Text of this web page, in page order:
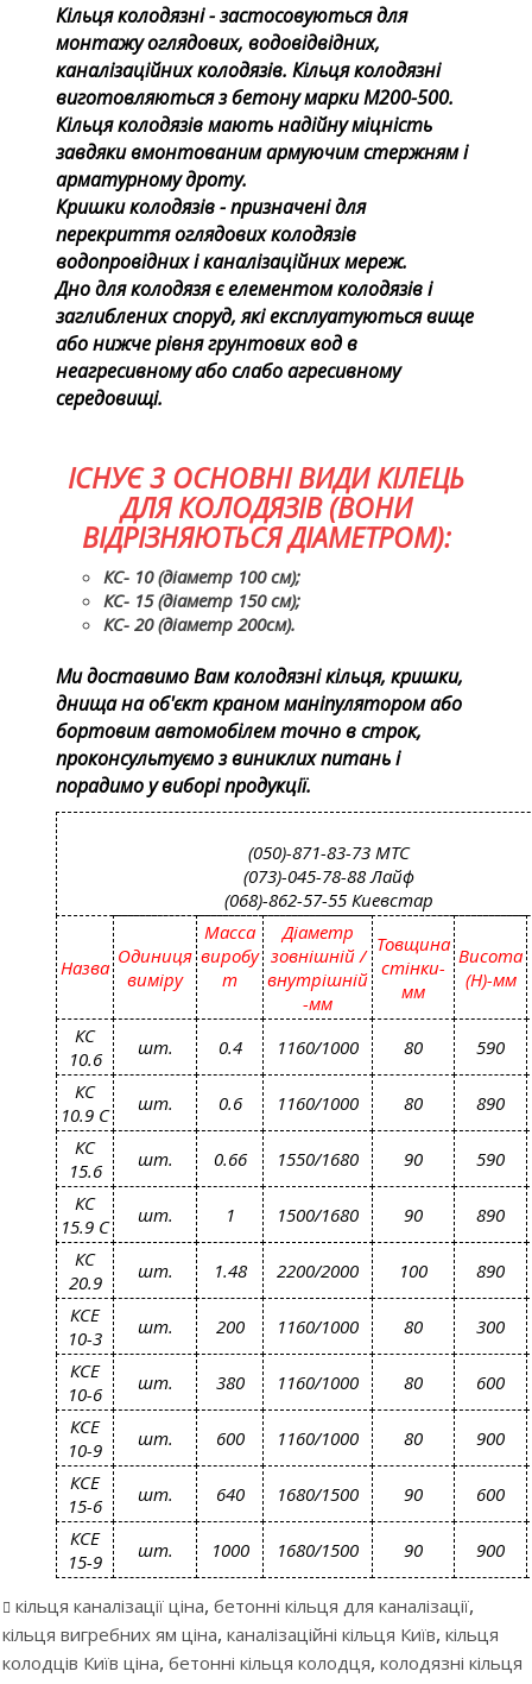
Кільця колодязні - застосовуються для
монтажу оглядових, водовідвідних,
каналізаційних колодязів. Кільця колодязні
виготовляються з бетону марки М200-500.
Кільця колодязів мають надійну міцність
завдяки вмонтованим армуючим стержням і
арматурному дроту.
Кришки колодязів - призначені для
перекриття оглядових колодязів
водопровідних і каналізаційних мереж.
Дно для колодязя є елементом колодязів і
заглиблених споруд, які експлуатуються вище
або нижче рівня грунтових вод в
неагресивному або слабо агресивному
середовищі.
ІСНУЄ 3 ОСНОВНІ ВИДИ КІЛЕЦЬ
ДЛЯ КОЛОДЯЗІВ (ВОНИ
ВІДРІЗНЯЮТЬСЯ ДІАМЕТРОМ):
КС- 10 (діаметр 100 см);
КС- 15 (діаметр 150 см);
КС- 20 (діаметр 200см).
Ми доставимо Вам колодязні кільця, кришки,
днища на об'єкт краном маніпулятором або
бортовим автомобілем точно в строк,
проконсультуємо з виниклих питань і
порадимо у виборі продукції.
(050)-871-83-73 МТС
(073)-045-78-88 Лайф
(068)-862-57-55 Киевстар
Назва Одиниця
виміру
Масса
виробу
т
Діаметр
зовнішній /
внутрішній
-мм
Товщина
стінки-
мм
Висота
(H)-мм
КС
10.6
шт. 0.4 1160/1000 80
590
КС
10.9 С
шт. 0.6 1160/1000 80 890
КС
15.6
шт. 0.66 1550/1680 90 590
КС
15.9 С
шт. 1 1500/1680 90 890
КС
20.9
шт. 1.48 2200/2000 100 890
КСЕ
10-3
шт. 200 1160/1000 80
300
КСЕ
10-6
шт. 380 1160/1000 80 600
КСЕ
10-9
шт. 600 1160/1000 80 900
КСЕ
15-6
шт. 640 1680/1500 90 600
КСЕ
15-9
шт. 1000 1680/1500 90 900
кільця каналізації ціна, бетонні кільця для каналізації,
кільця вигребних ям ціна, каналізаційні кільця Київ, кільця
колодців Київ ціна, бетонні кільця колодця, колодязні кільця